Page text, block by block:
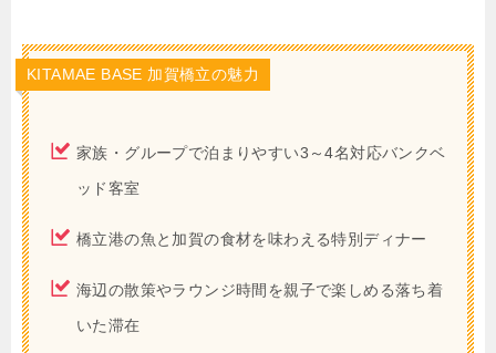
KITAMAE BASE 加賀橋立の魅力
家族・グループで泊まりやすい3～4名対応バンクベ
ッド客室
橋立港の魚と加賀の食材を味わえる特別ディナー
海辺の散策やラウンジ時間を親子で楽しめる落ち着
いた滞在